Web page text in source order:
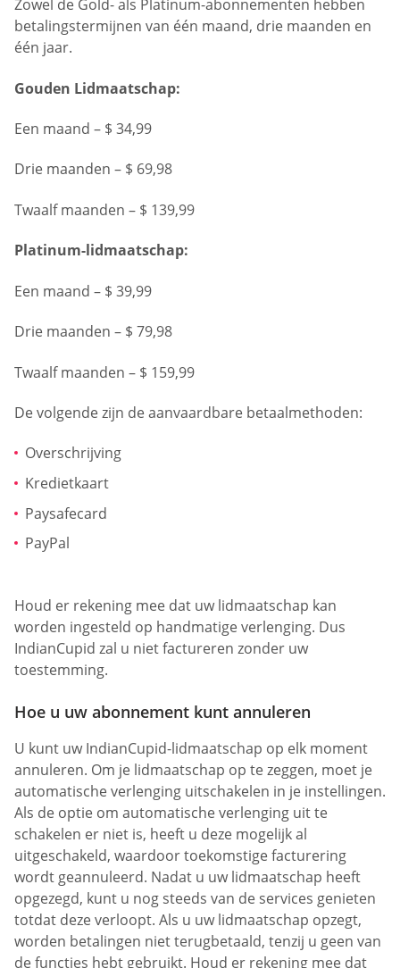
Zowel de Gold- als Platinum-abonnementen hebben
betalingstermijnen van één maand, drie maanden en
één jaar.
Gouden Lidmaatschap:
Een maand – $ 34,99
Drie maanden – $ 69,98
Twaalf maanden – $ 139,99
Platinum-lidmaatschap:
Een maand – $ 39,99
Drie maanden – $ 79,98
Twaalf maanden – $ 159,99
De volgende zijn de aanvaardbare betaalmethoden:
Overschrijving
Kredietkaart
Paysafecard
PayPal
Houd er rekening mee dat uw lidmaatschap kan
worden ingesteld op handmatige verlenging. Dus
IndianCupid zal u niet factureren zonder uw
toestemming.
Hoe u uw abonnement kunt annuleren
U kunt uw IndianCupid-lidmaatschap op elk moment
annuleren. Om je lidmaatschap op te zeggen, moet je
automatische verlenging uitschakelen in je instellingen.
Als de optie om automatische verlenging uit te
schakelen er niet is, heeft u deze mogelijk al
uitgeschakeld, waardoor toekomstige facturering
wordt geannuleerd. Nadat u uw lidmaatschap heeft
opgezegd, kunt u nog steeds van de services genieten
totdat deze verloopt. Als u uw lidmaatschap opzegt,
worden betalingen niet terugbetaald, tenzij u geen van
de functies hebt gebruikt. Houd er rekening mee dat